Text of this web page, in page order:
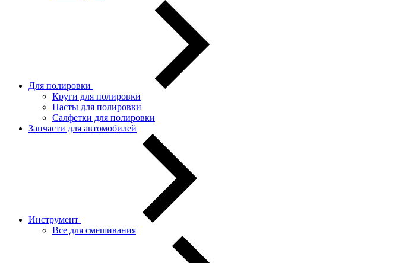
Для полировки
Круги для полировки
Пасты для полировки
Салфетки для полировки
Запчасти для автомобилей
Инструмент
Все для смешивания